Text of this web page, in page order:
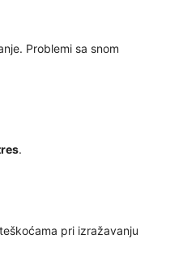
Problemi sa snom
.
pri izražavanju